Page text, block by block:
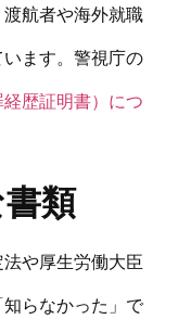
航者や海外就職
ます。警視庁の
歴証明書）につ
類
や厚生労働大臣
らなかった」で